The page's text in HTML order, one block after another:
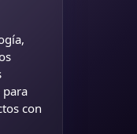
para
con